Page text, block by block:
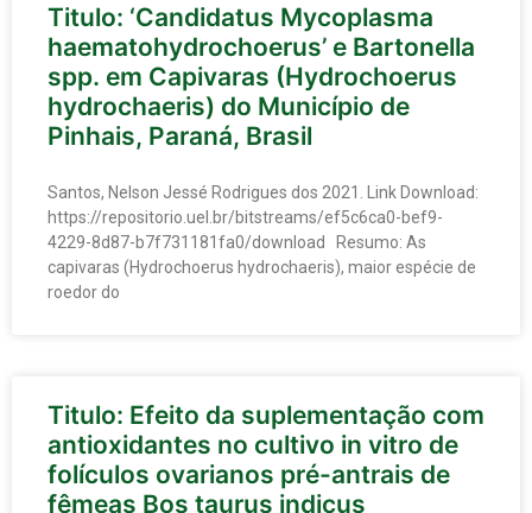
Titulo: ‘Candidatus Mycoplasma
haematohydrochoerus’ e Bartonella
spp. em Capivaras (Hydrochoerus
hydrochaeris) do Município de
Pinhais, Paraná, Brasil
Santos, Nelson Jessé Rodrigues dos 2021. Link Download:
https://repositorio.uel.br/bitstreams/ef5c6ca0-bef9-
4229-8d87-b7f731181fa0/download Resumo: As
capivaras (Hydrochoerus hydrochaeris), maior espécie de
roedor do
Titulo: Efeito da suplementação com
antioxidantes no cultivo in vitro de
folículos ovarianos pré-antrais de
fêmeas Bos taurus indicus